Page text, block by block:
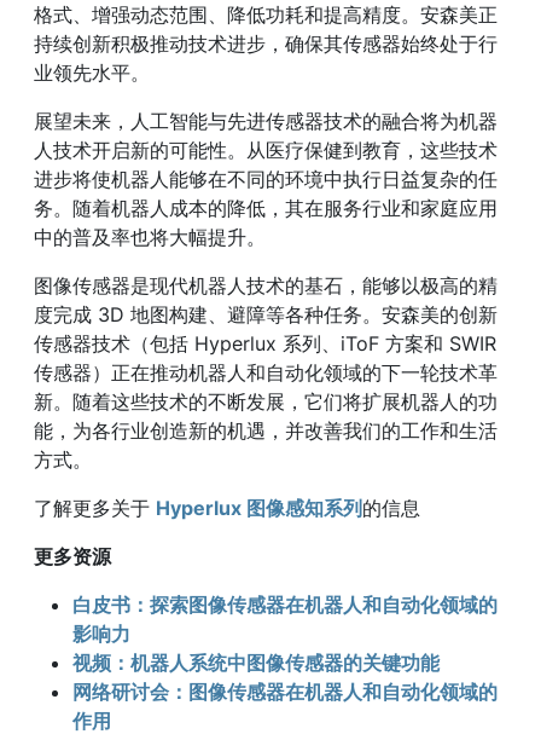
格式、增强动态范围、降低功耗和提高精度。安森美正
持续创新积极推动技术进步，确保其传感器始终处于行
业领先水平。
展望未来，人工智能与先进传感器技术的融合将为机器
人技术开启新的可能性。从医疗保健到教育，这些技术
进步将使机器人能够在不同的环境中执行日益复杂的任
务。随着机器人成本的降低，其在服务行业和家庭应用
中的普及率也将大幅提升。
图像传感器是现代机器人技术的基石，能够以极高的精
度完成 3D 地图构建、避障等各种任务。安森美的创新
传感器技术（包括 Hyperlux 系列、iToF 方案和 SWIR
传感器）正在推动机器人和自动化领域的下一轮技术革
新。随着这些技术的不断发展，它们将扩展机器人的功
能，为各行业创造新的机遇，并改善我们的工作和生活
方式。
了解更多关于 Hyperlux 图像感知系列的信息
更多资源
白皮书：探索图像传感器在机器人和自动化领域的
影响力
视频：机器人系统中图像传感器的关键功能
网络研讨会：图像传感器在机器人和自动化领域的
作用